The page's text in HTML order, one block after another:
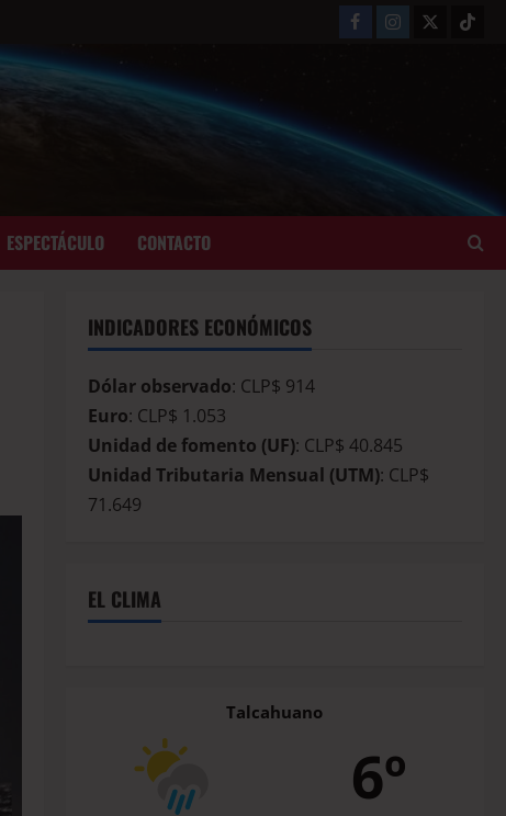
ESPECTÁCULO CONTACTO
INDICADORES ECONÓMICOS
Dólar observado: CLP$ 914
Euro: CLP$ 1.053
Unidad de fomento (UF): CLP$ 40.845
Unidad Tributaria Mensual (UTM): CLP$
71.649
EL CLIMA
Talcahuano
6º